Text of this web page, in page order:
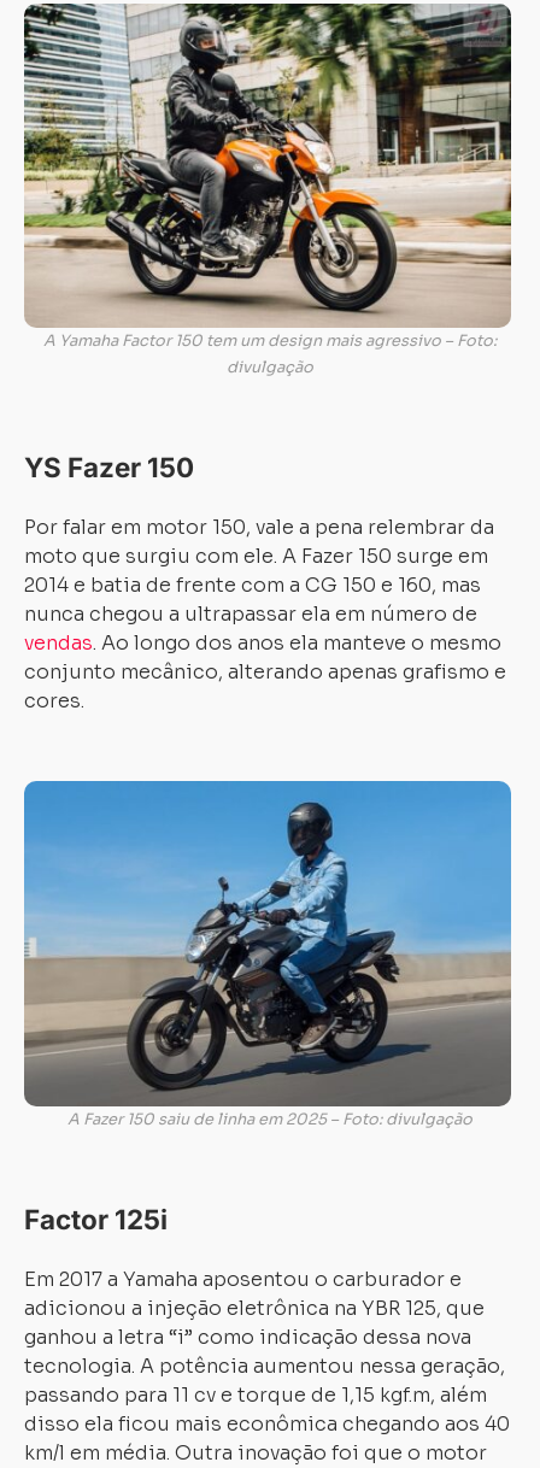
A Yamaha Factor 150 tem um design mais agressivo – Foto:
divulgação
YS Fazer 150
Por falar em motor 150, vale a pena relembrar da
moto que surgiu com ele. A Fazer 150 surge em
2014 e batia de frente com a CG 150 e 160, mas
nunca chegou a ultrapassar ela em número de
vendas. Ao longo dos anos ela manteve o mesmo
conjunto mecânico, alterando apenas grafismo e
cores.
A Fazer 150 saiu de linha em 2025 – Foto: divulgação
Factor 125i
Em 2017 a Yamaha aposentou o carburador e
adicionou a injeção eletrônica na YBR 125, que
ganhou a letra “i” como indicação dessa nova
tecnologia. A potência aumentou nessa geração,
passando para 11 cv e torque de 1,15 kgf.m, além
disso ela ficou mais econômica chegando aos 40
km/l em média. Outra inovação foi que o motor